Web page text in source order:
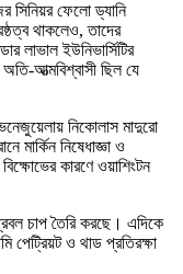
সিনিয়র ফেলো ড্যানি
থাকলেও, তাদের
লাভাল ইউনিভার্সিটির
আত্মবিশ্বাসী ছিল যে
নিকোলাস মাদুরো
মার্কিন নিষেধাজ্ঞা ও
কারণে ওয়াশিংটন
চাপ তৈরি করছে। এদিকে
পেট্রিয়ট ও থাড প্রতিরক্ষা